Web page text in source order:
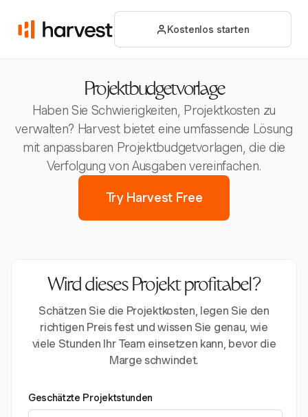
Kostenlos starten
Projektbudgetvorlage
Haben Sie Schwierigkeiten, Projektkosten zu
verwalten? Harvest bietet eine umfassende Lösung
mit anpassbaren Projektbudgetvorlagen, die die
Verfolgung von Ausgaben vereinfachen.
Try Harvest Free
Wird dieses Projekt profitabel?
Schätzen Sie die Projektkosten, legen Sie den
richtigen Preis fest und wissen Sie genau, wie
viele Stunden Ihr Team einsetzen kann, bevor die
Marge schwindet.
Geschätzte Projektstunden